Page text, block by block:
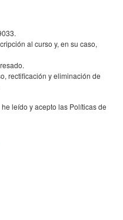
al curso y, en su caso,
rectificación y eliminación de
leído y acepto las Políticas de